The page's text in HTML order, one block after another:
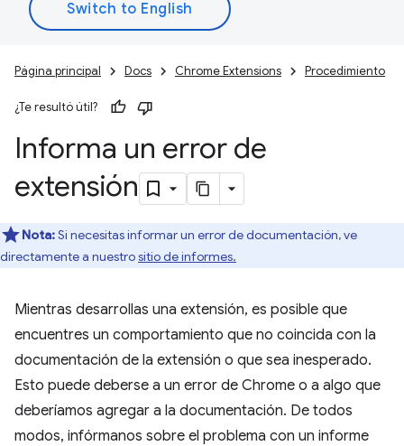
Página principal Docs Chrome Extensions Procedimiento
¿Te resultó útil?
Informa un error de
extensión
Nota:Si necesitas informar un error de documentación, ve
directamente a nuestrositio de informes.
Mientras desarrollas una extensión, es posible que
encuentres un comportamiento que no coincida con la
documentación de la extensión o que sea inesperado.
Esto puede deberse a un error de Chrome o a algo que
deberíamos agregar a la documentación. De todos
modos, infórmanos sobre el problema con un informe